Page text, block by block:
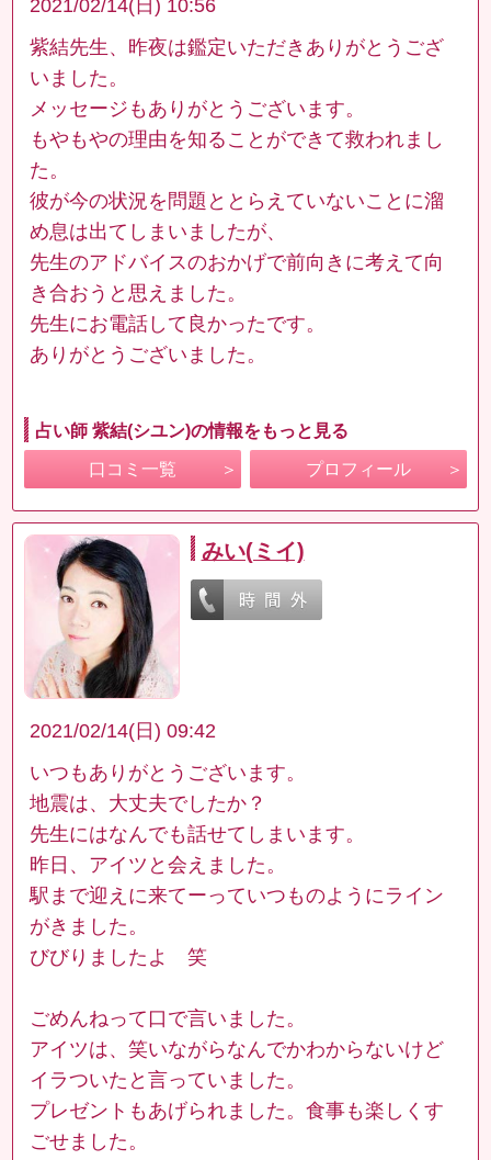
2021/02/14(日) 10:56
紫結先生、昨夜は鑑定いただきありがとうござ
いました。
メッセージもありがとうございます。
もやもやの理由を知ることができて救われまし
た。
彼が今の状況を問題ととらえていないことに溜
め息は出てしまいましたが、
先生のアドバイスのおかげで前向きに考えて向
き合おうと思えました。
先生にお電話して良かったです。
ありがとうございました。
占い師 紫結(シユン)の情報をもっと見る
口コミ一覧 プロフィール
みい(ミイ)
2021/02/14(日) 09:42
いつもありがとうございます。
地震は、大丈夫でしたか？
先生にはなんでも話せてしまいます。
昨日、アイツと会えました。
駅まで迎えに来てーっていつものようにライン
がきました。
びびりましたよ 笑
ごめんねって口で言いました。
アイツは、笑いながらなんでかわからないけど
イラついたと言っていました。
プレゼントもあげられました。食事も楽しくす
ごせました。